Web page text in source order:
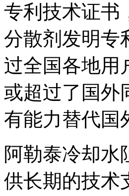
专利技术证书
分散剂发明专
过全国各地用
或超过了国外
有能力替代国
阿勒泰冷却水
供长期的技术